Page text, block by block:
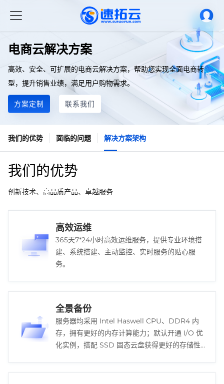
电商云解决方案
高效、安全、可扩展的电商云解决方案，帮助您实现全面电商转
型，提升销售业绩，满足用户购物需求。
方案定制 联系我们
我们的优势 面临的问题 解决方案架构
我们的优势
创新技术、高品质产品、卓越服务
高效运维
365天7*24小时高效运维服务，提供专业环境搭
建、系统搭建、主动监控、实时服务的贴心服
务。
全景备份
服务器均采用 Intel Haswell CPU、DDR4 内
存，拥有更好的内存计算能力；默认开通 I/O 优
化实例，搭配 SSD 固态云盘获得更好的存储性